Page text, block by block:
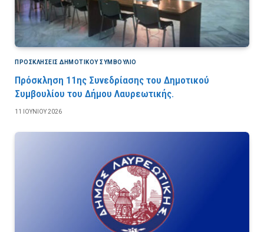
ΠΡΟΣΚΛΉΣΕΙΣ ΔΗΜΟΤΙΚΟΎ ΣΥΜΒΟΎΛΙΟ
Πρόσκληση 11ης Συνεδρίασης του Δημοτικού
Συμβουλίου του Δήμου Λαυρεωτικής.
11 ΙΟΥΝΊΟΥ 2026